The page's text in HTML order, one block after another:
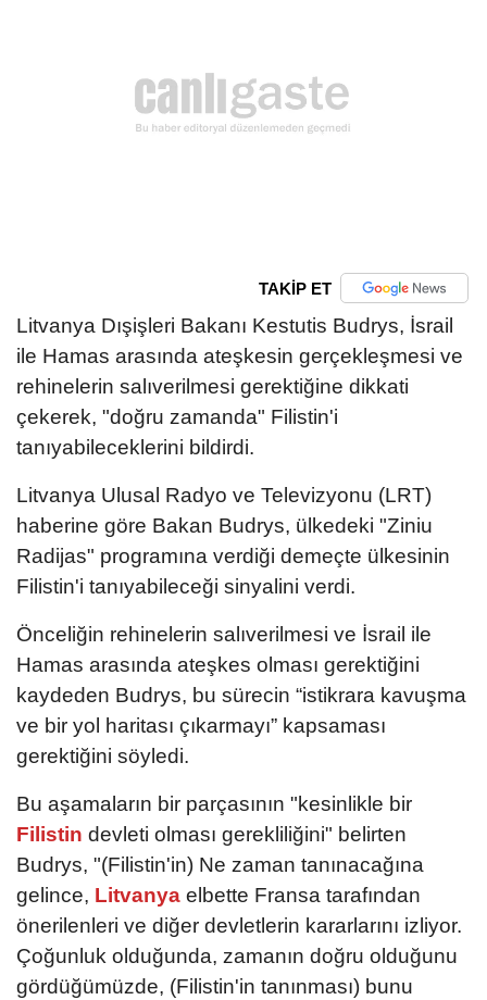
TAKİP ET
Litvanya Dışişleri Bakanı Kestutis Budrys, İsrail
ile Hamas arasında ateşkesin gerçekleşmesi ve
rehinelerin salıverilmesi gerektiğine dikkati
çekerek, "doğru zamanda" Filistin'i
tanıyabileceklerini bildirdi.
Litvanya Ulusal Radyo ve Televizyonu (LRT)
haberine göre Bakan Budrys, ülkedeki "Ziniu
Radijas" programına verdiği demeçte ülkesinin
Filistin'i tanıyabileceği sinyalini verdi.
Önceliğin rehinelerin salıverilmesi ve İsrail ile
Hamas arasında ateşkes olması gerektiğini
kaydeden Budrys, bu sürecin “istikrara kavuşma
ve bir yol haritası çıkarmayı” kapsaması
gerektiğini söyledi.
Bu aşamaların bir parçasının "kesinlikle bir
Filistin devleti olması gerekliliğini" belirten
Budrys, "(Filistin'in) Ne zaman tanınacağına
gelince, Litvanya elbette Fransa tarafından
önerilenleri ve diğer devletlerin kararlarını izliyor.
Çoğunluk olduğunda, zamanın doğru olduğunu
gördüğümüzde, (Filistin'in tanınması) bunu